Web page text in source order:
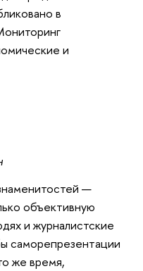
в
и
—
объективную
и журналистские
саморепрезентации
же время,